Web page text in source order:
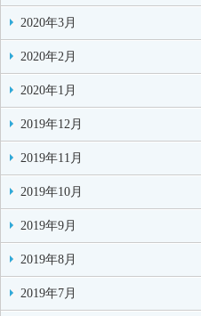
2020年3月
2020年2月
2020年1月
2019年12月
2019年11月
2019年10月
2019年9月
2019年8月
2019年7月